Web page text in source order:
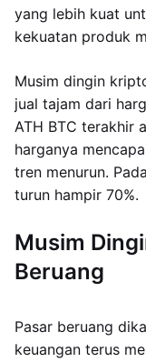
yang lebih kuat
kekuatan produk
Musim dingin
jual tajam dari
ATH BTC terakhir
harganya
tren menurun.
turun hampir 70%.
Musim
Beruang
Pasar beruang
keuangan terus